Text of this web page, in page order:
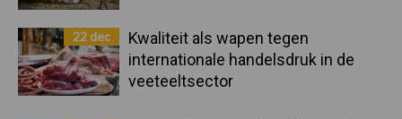
22 dec
Kwaliteit als wapen tegen
internationale handelsdruk in de
veeteeltsector